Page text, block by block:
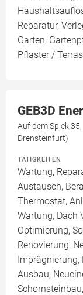
Reparatur,
Garten,
Pflaster /
GEB3D
Auf dem Spiek
Drensteinfurt)
TÄTIGKEITEN
Wartung,
Austausch,
Thermostat,
Wartung, Dach
Optimierung,
Renovierung,
Imprägnierung,
Ausbau,